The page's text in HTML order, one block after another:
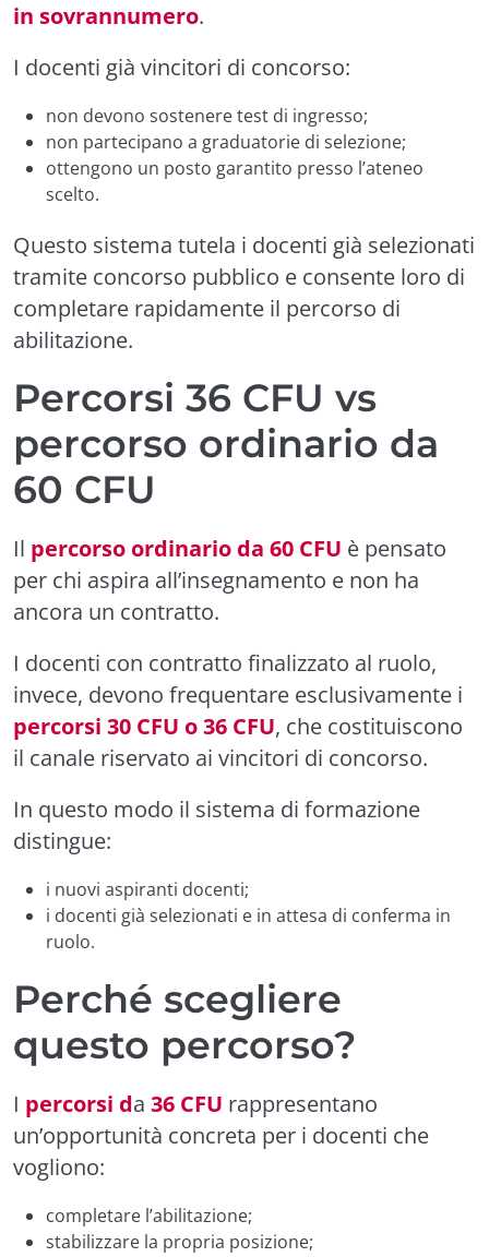
in sovrannumero.
I docenti già vincitori di concorso:
non devono sostenere test di ingresso;
non partecipano a graduatorie di selezione;
ottengono un posto garantito presso l’ateneo
scelto.
Questo sistema tutela i docenti già selezionati
tramite concorso pubblico e consente loro di
completare rapidamente il percorso di
abilitazione.
Percorsi 36 CFU vs
percorso ordinario da
60 CFU
Il percorso ordinario da 60 CFU è pensato
per chi aspira all’insegnamento e non ha
ancora un contratto.
I docenti con contratto finalizzato al ruolo,
invece, devono frequentare esclusivamente i
percorsi 30 CFU o 36 CFU, che costituiscono
il canale riservato ai vincitori di concorso.
In questo modo il sistema di formazione
distingue:
i nuovi aspiranti docenti;
i docenti già selezionati e in attesa di conferma in
ruolo.
Perché scegliere
questo percorso?
I percorsi da 36 CFU rappresentano
un’opportunità concreta per i docenti che
vogliono:
completare l’abilitazione;
stabilizzare la propria posizione;